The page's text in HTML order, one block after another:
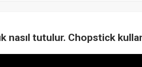
nasıl tutulur. Chopstick